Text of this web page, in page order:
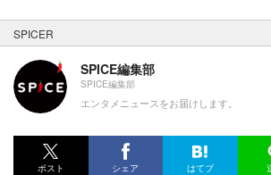
SPICER
SPICE編集部
SPICE編集部
エンタメニュースをお届けします。
ポスト シェア はてブ